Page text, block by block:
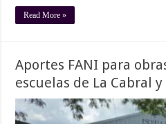
Read More »
Aportes FANI para
escuelas de La Cabral